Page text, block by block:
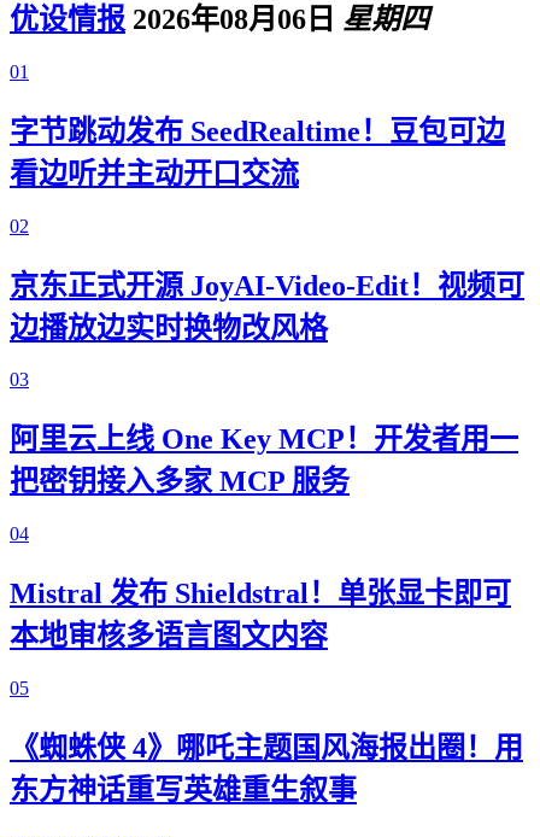
优设情报 2026年08月06日 星期四
01
字节跳动发布 SeedRealtime！豆包可边
看边听并主动开口交流
02
京东正式开源 JoyAI-Video-Edit！视频可
边播放边实时换物改风格
03
阿里云上线 One Key MCP！开发者用一
把密钥接入多家 MCP 服务
04
Mistral 发布 Shieldstral！单张显卡即可
本地审核多语言图文内容
05
《蜘蛛侠 4》哪吒主题国风海报出圈！用
东方神话重写英雄重生叙事